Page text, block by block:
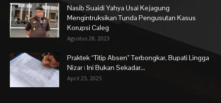
Nasib Suaidi Yahya Usai Kejagung
Mengintruksikan Tunda Pengusutan Kasus
Korupsi Caleg
Agustus 28, 2023
Praktek “Titip Absen” Terbongkar, Bupati Lingga
Nizar : Ini Bukan Sekadar...
April 23, 2025